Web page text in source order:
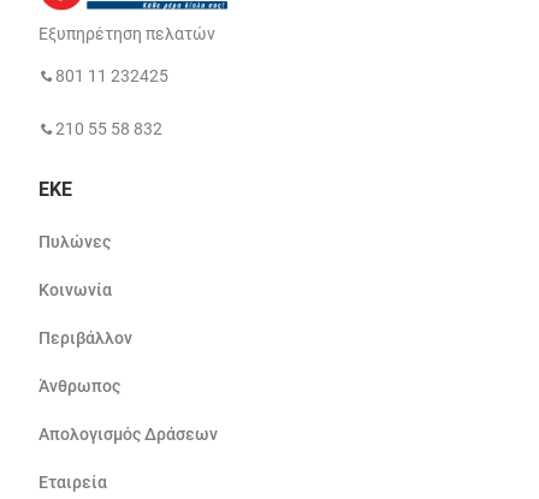
Εξυπηρέτηση πελατών
801 11 232425
210 55 58 832
ΕΚΕ
Πυλώνες
Κοινωνία
Περιβάλλον
Άνθρωπος
Απολογισμός Δράσεων
Εταιρεία